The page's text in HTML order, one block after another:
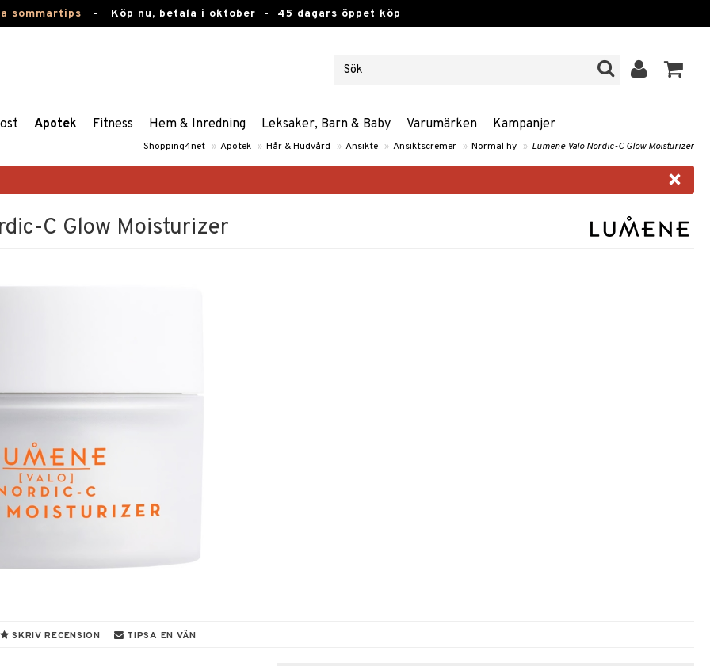
sommartips - Köp nu, betala i oktober - 45 dagars öppet köp
Apotek Fitness Hem & Inredning Leksaker, Barn & Baby Varumärken Kampanjer
Shopping4net » Apotek » Hår & Hudvård » Ansikte » Ansiktscremer » Normal hy » Lumene Valo Nordic-C Glow Moisturizer
×
C Glow Moisturizer
SKRIV RECENSION TIPSA EN VÄN